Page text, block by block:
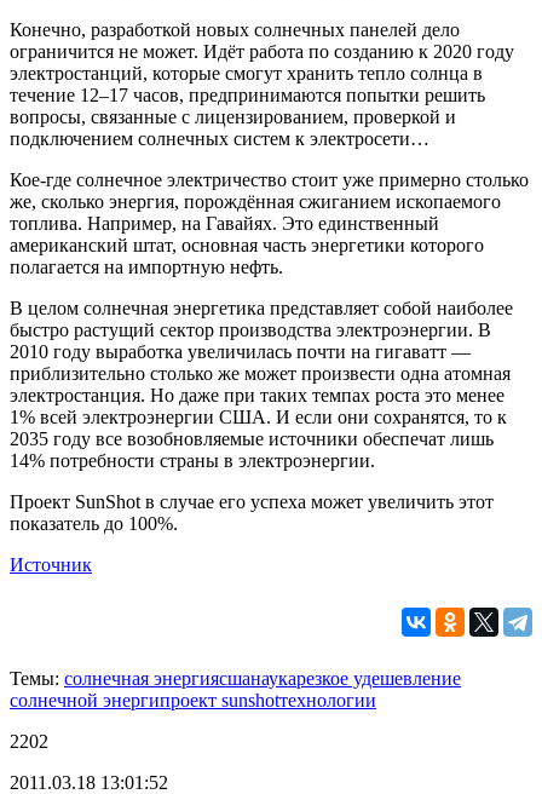
Конечно, разработкой новых солнечных панелей дело
ограничится не может. Идёт работа по созданию к 2020 году
электростанций, которые смогут хранить тепло солнца в
течение 12–17 часов, предпринимаются попытки решить
вопросы, связанные с лицензированием, проверкой и
подключением солнечных систем к электросети…
Кое-где солнечное электричество стоит уже примерно столько
же, сколько энергия, порождённая сжиганием ископаемого
топлива. Например, на Гавайях. Это единственный
американский штат, основная часть энергетики которого
полагается на импортную нефть.
В целом солнечная энергетика представляет собой наиболее
быстро растущий сектор производства электроэнергии. В
2010 году выработка увеличилась почти на гигаватт —
приблизительно столько же может произвести одна атомная
электростанция. Но даже при таких темпах роста это менее
1% всей электроэнергии США. И если они сохранятся, то к
2035 году все возобновляемые источники обеспечат лишь
14% потребности страны в электроэнергии.
Проект SunShot в случае его успеха может увеличить этот
показатель до 100%.
Источник
Темы: солнечная энергиясшанаукарезкое удешевление
солнечной энергипроект sunshotтехнологии
2202
2011.03.18 13:01:52